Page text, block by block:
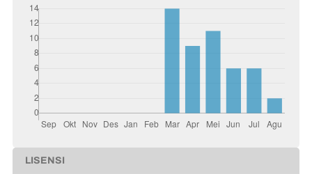
LISENSI